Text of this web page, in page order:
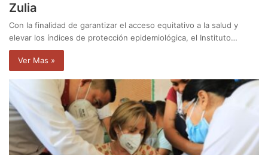
Zulia
Con la finalidad de garantizar el acceso equitativo a la salud y
elevar los índices de protección epidemiológica, el Instituto…
Ver Mas »